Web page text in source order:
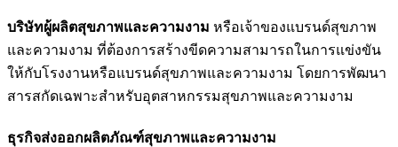
บริษัทผู้ผลิตสุขภาพและความงาม หรือเจ้าของแบรนด์สุขภาพ
และความงาม ที่ต้องการสร้างขีดความสามารถในการแข่งขัน
ให้กับโรงงานหรือแบรนด์สุขภาพและความงาม โดยการพัฒนา
สารสกัดเฉพาะสำหรับอุตสาหกรรมสุขภาพและความงาม
ธุรกิจส่งออกผลิตภัณฑ์สุขภาพและความงาม